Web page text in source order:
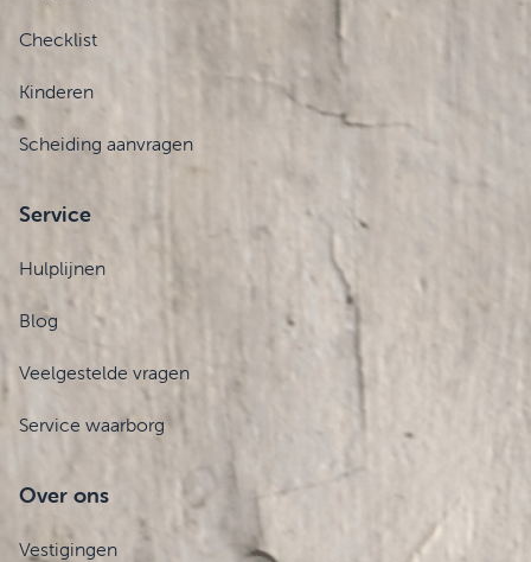
Checklist
Kinderen
Scheiding aanvragen
Service
Hulplijnen
Blog
Veelgestelde vragen
Service waarborg
Over ons
Vestigingen